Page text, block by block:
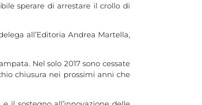
sperare di arrestare il crollo di
all’Editoria Andrea Martella,
Nel solo 2017 sono cessate
chiusura nei prossimi anni che